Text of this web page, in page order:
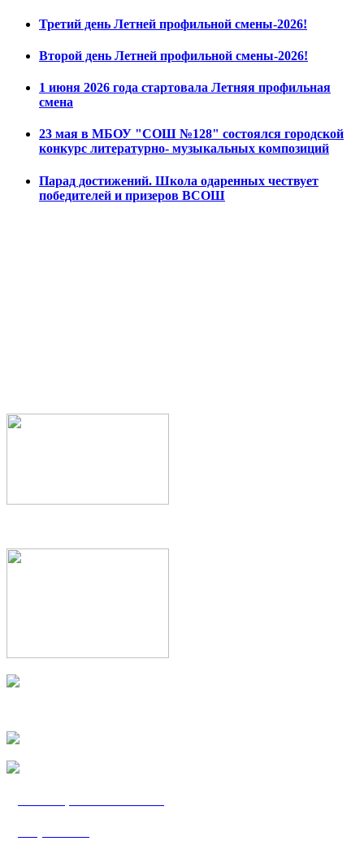
Третий день Летней профильной смены-2026!
Второй день Летней профильной смены-2026!
1 июня 2026 года стартовала Летняя профильная
смена
23 мая в МБОУ "СОШ №128" состоялся городской
конкурс литературно- музыкальных композиций
Парад достижений. Школа одаренных чествует
победителей и призеров ВСОШ